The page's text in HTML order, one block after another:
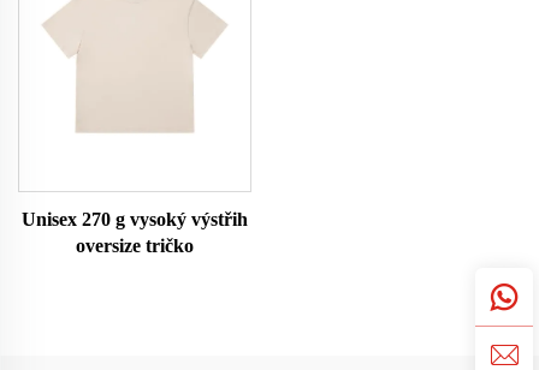
Unisex 270 g vysoký výstřih
oversize tričko